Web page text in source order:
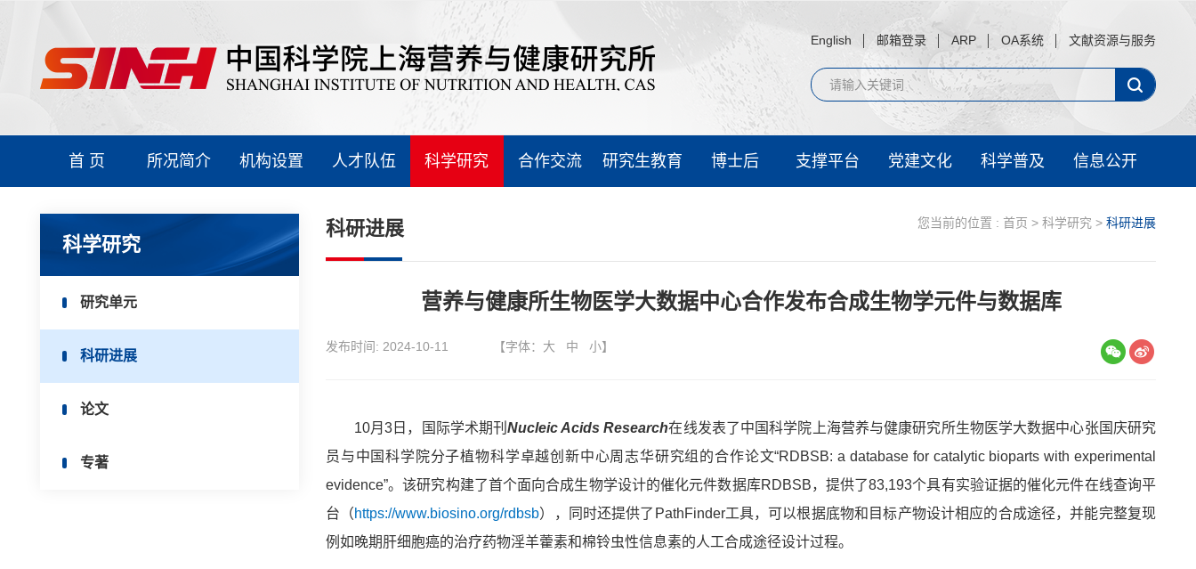
English 邮箱登录 ARP OA系统 文献资源与服务
首 页 所况简介 机构设置 人才队伍 科学研究 合作交流 研究生教育 博士后 支撑平台 党建文化 科学普及 信息公开
科学研究
研究单元
科研进展
论文
专著
科研进展 您当前的位置 : 首页 > 科学研究 > 科研进展
营养与健康所生物医学大数据中心合作发布合成生物学元件与数据库
发布时间: 2024-10-11 【字体： 大 中 小】
10月3日，国际学术期刊Nucleic Acids Research在线发表了中国科学院上海营养与健康研究所生物医学大数据中心张国庆研究
员与中国科学院分子植物科学卓越创新中心周志华研究组的合作论文“RDBSB: a database for catalytic bioparts with experimental
evidence”。该研究构建了首个面向合成生物学设计的催化元件数据库RDBSB，提供了83,193个具有实验证据的催化元件在线查询平
台（https://www.biosino.org/rdbsb），同时还提供了PathFinder工具，可以根据底物和目标产物设计相应的合成途径，并能完整复现
例如晚期肝细胞癌的治疗药物淫羊藿素和棉铃虫性信息素的人工合成途径设计过程。